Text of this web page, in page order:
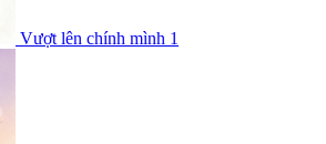
Vượt lên chính mình 1